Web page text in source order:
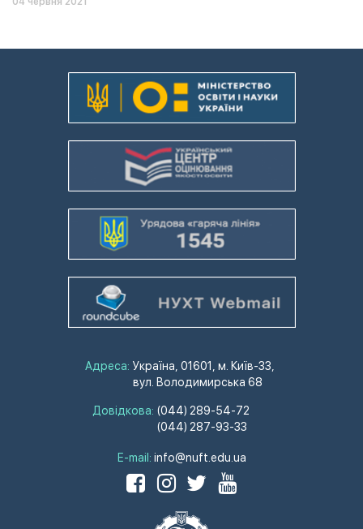
Адреса: Україна, 01601, м. Київ-33,
вул. Володимирська 68
Довідкова: (044) 289-54-72
(044) 287-93-33
E-mail: info@nuft.edu.ua